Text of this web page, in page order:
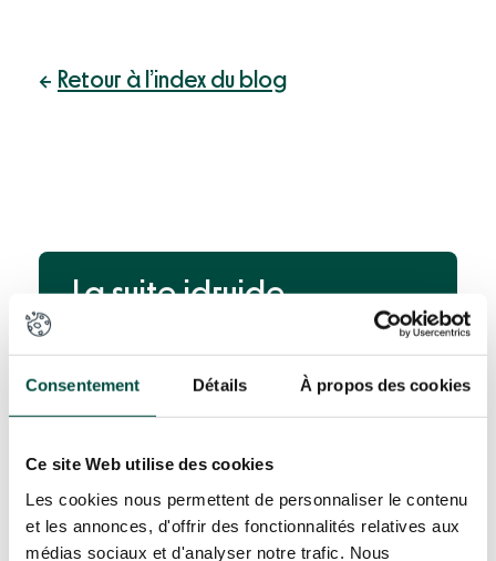
Consentement Détails À propos des cookies
Ce site Web utilise des cookies
Les cookies nous permettent de personnaliser le contenu
et les annonces, d'offrir des fonctionnalités relatives aux
médias sociaux et d'analyser notre trafic. Nous
Retour à l’index du blog
La suite idruide
d’administrer, d’animer
et de valoriservos parcs
d’appareils mobiles